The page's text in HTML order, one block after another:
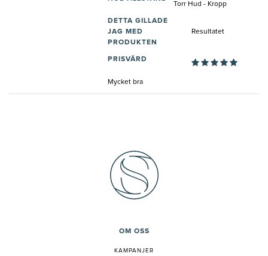
Torr Hud - Kropp
DETTA GILLADE
JAG MED
PRODUKTEN
Resultatet
PRISVÄRD
Mycket bra
OM OSS
KAMPANJER